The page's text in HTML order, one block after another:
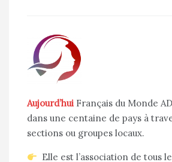
Aujourd’hui Français du Monde
dans une centaine de pays à
sections ou groupes locaux.
Elle est l’association de tous